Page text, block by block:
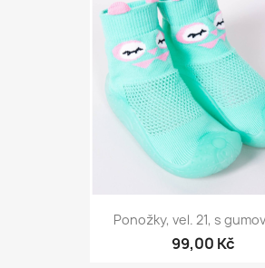
Ponožky, vel. 21, s
99,00 Kč